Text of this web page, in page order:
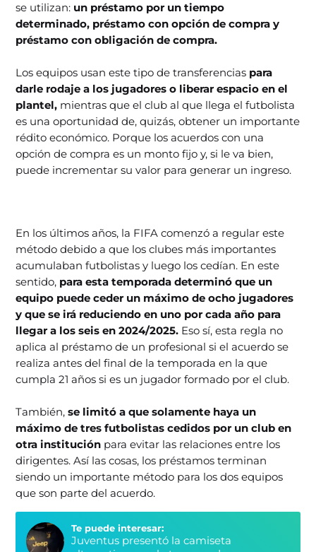
se utilizan: un préstamo por un tiempo
determinado, préstamo con opción de compra y
préstamo con obligación de compra.
Los equipos usan este tipo de transferencias para
darle rodaje a los jugadores o liberar espacio en el
plantel, mientras que el club al que llega el futbolista
es una oportunidad de, quizás, obtener un importante
rédito económico. Porque los acuerdos con una
opción de compra es un monto fijo y, si le va bien,
puede incrementar su valor para generar un ingreso.
En los últimos años, la FIFA comenzó a regular este
método debido a que los clubes más importantes
acumulaban futbolistas y luego los cedían. En este
sentido, para esta temporada determinó que un
equipo puede ceder un máximo de ocho jugadores
y que se irá reduciendo en uno por cada año para
llegar a los seis en 2024/2025. Eso sí, esta regla no
aplica al préstamo de un profesional si el acuerdo se
realiza antes del final de la temporada en la que
cumpla 21 años si es un jugador formado por el club.
También,se limitó a que solamente haya un
máximo de tres futbolistas cedidos por un club en
otra institución para evitar las relaciones entre los
dirigentes. Así las cosas, los préstamos terminan
siendo un importante método para los dos equipos
que son parte del acuerdo.
Te puede interesar:
Juventus presentó la camiseta